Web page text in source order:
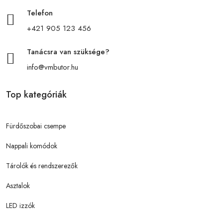
Telefon
+421 905 123 456
Tanácsra van szüksége?
info@vmbutor.hu
Top kategóriák
Fürdőszobai csempe
Nappali komódok
Tárolók és rendszerezők
Asztalok
LED izzók